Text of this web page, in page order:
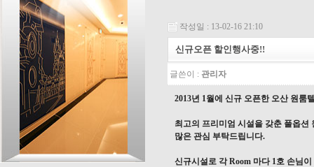
작성일 : 13-02-16 21:10
신규오픈 할인행사중!!
글쓴이 : 관리자
2013년 1월에 신규 오픈한 오산 원
최고의 프리미엄 시설을 갖춘 풀옵션
많은 관심 부탁드립니다.
신규시설로 각 Room 마다 1호 손님